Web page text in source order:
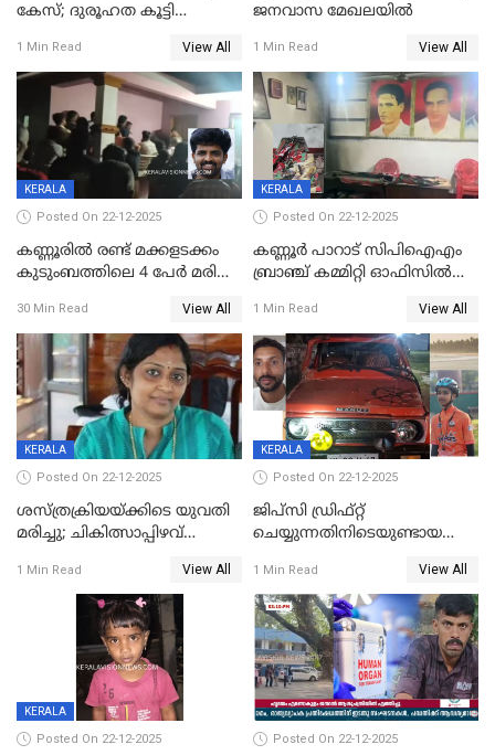
കേസ്; ദുരൂഹത കൂട്ടി
1 Min Read View All
ജനവാസ മേഖലയിൽ
1 Min Read View All
KERALA
Posted On 22-12-2025
കണ്ണൂരിൽ രണ്ട് മക്കളടക്കം
കുടുംബത്തിലെ 4 പേർ മരിച്ച
30 Min Read View All
KERALA
Posted On 22-12-2025
കണ്ണൂർ പാറാട് സിപിഐഎം
ബ്രാഞ്ച് കമ്മിറ്റി ഓഫിസിൽ
ചിത്രങ്ങളടക്കം കത്തിയ
നിലയിൽ
1 Min Read View All
KERALA
Posted On 22-12-2025
ശസ്ത്രക്രിയയ്‌ക്കിടെ യുവതി
മരിച്ചു; ചികിത്സാപ്പിഴവ്
സംഭവം മാവേലിക്കരയിൽ
1 Min Read View All
KERALA
Posted On 22-12-2025
ജിപ്സി ഡ്രിഫ്റ്റ്
ചെയ്യുന്നതിനിടെയുണ്ടായ
ദാരുണാന്ത്യം; ജീപ്സി
ഓടിച്ചയാൾ അറസ്റ്റിൽ.
1 Min Read View All
KERALA
Posted On 22-12-2025 Posted On 22-12-2025